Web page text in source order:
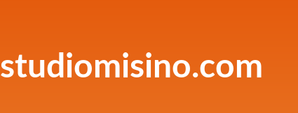
studiomisino.com